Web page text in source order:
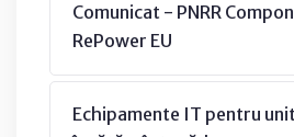
Comunicat - PNRR
RePower EU
Echipamente IT pentru